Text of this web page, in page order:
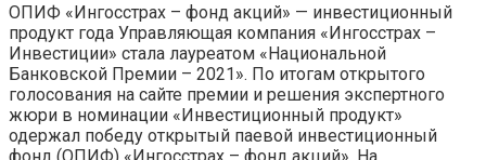
ОПИФ «Ингосстрах – фонд акций» — инвестиционный
продукт года Управляющая компания «Ингосстрах –
Инвестиции» стала лауреатом «Национальной
Банковской Премии – 2021». По итогам открытого
голосования на сайте премии и решения экспертного
жюри в номинации «Инвестиционный продукт»
одержал победу открытый паевой инвестиционный